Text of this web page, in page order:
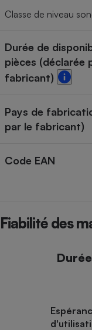
Classe de niveau
Durée de
pièces (déclarée
fabricant)
Pays de
par le fabricant)
Code EAN
Fiabilité des